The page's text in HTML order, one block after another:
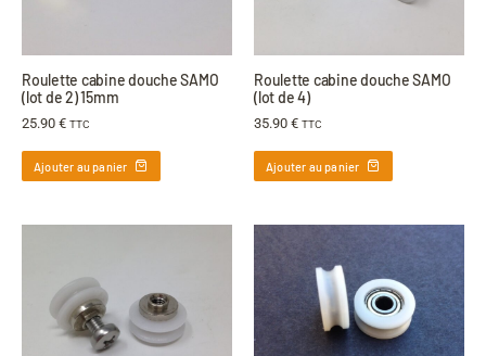
Roulette cabine douche SAMO
(lot de 2) 15mm
25.90 € TTC
Ajouter au panier
Roulette cabine douche SAMO
(lot de 4)
35.90 € TTC
Ajouter au panier